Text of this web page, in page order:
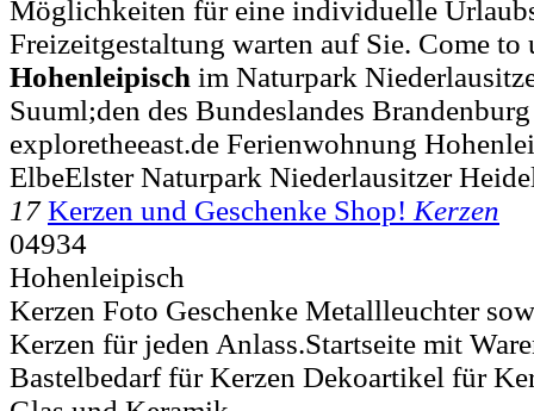
Möglichkeiten für eine individuelle
Freizeitgestaltung warten auf Sie. Come to
Hohenleipisch im Naturpark
Suuml;den des Bundeslandes Brandenburg
exploretheeast.de Ferienwohnung
ElbeElster Naturpark Niederlausitzer
17 Kerzen und Geschenke Shop! Kerzen
04934
Hohenleipisch
Kerzen Foto Geschenke Metallleuchter
Kerzen für jeden Anlass.Startseite mit
Bastelbedarf für Kerzen Dekoartikel für